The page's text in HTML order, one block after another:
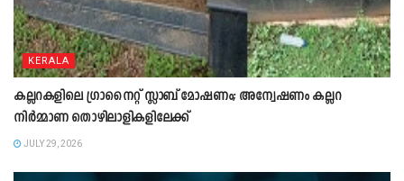
KERALA
കല്ലറകളിലെ ഗ്രാനൈറ്റ് സ്ലാബ് മോഷണം; അന്വേഷണം കല്ലറ
നിർമ്മാണ തൊഴിലാളികളിലേക്ക്
JULY 29, 2026